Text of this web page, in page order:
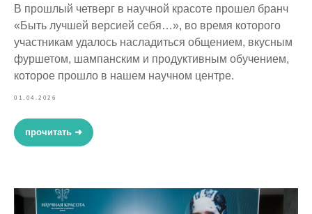
В прошлый четверг в научной красоте прошел бранч
«Быть лучшей версией себя…», во время которого
участникам удалось насладиться общением, вкусным
фуршетом, шампанским и продуктивным обучением,
которое прошло в нашем научном центре.
01.04.2026
прочитать ➜